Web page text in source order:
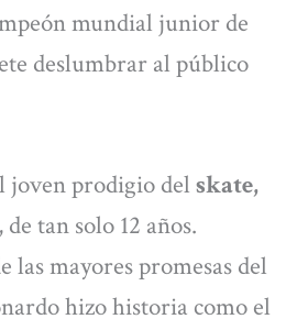
mundial junior de
deslumbrar al público
prodigio del skate,
tan solo 12 años.
las mayores promesas del
hizo historia como el